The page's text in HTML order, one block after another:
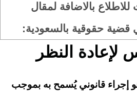
بالاضافة لمقال
قضية حقوقية بالسعودية:
لإعادة النظر
إجراء قانوني يُسمح به بموجب